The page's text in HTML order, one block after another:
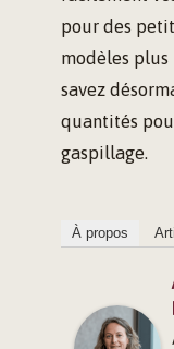
pour des
modèles
savez
quantités
gaspillage.
À propos